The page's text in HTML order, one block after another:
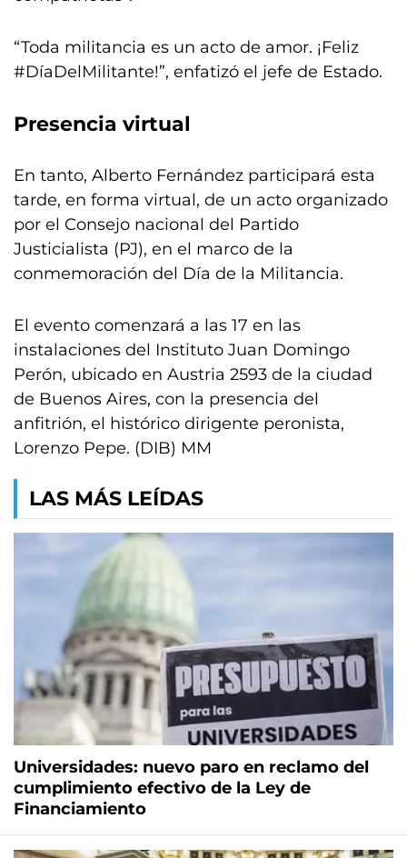
“Toda militancia es un acto de amor. ¡Feliz
#DíaDelMilitante!”, enfatizó el jefe de Estado.
Presencia virtual
En tanto, Alberto Fernández participará esta
tarde, en forma virtual, de un acto organizado
por el Consejo nacional del Partido
Justicialista (PJ), en el marco de la
conmemoración del Día de la Militancia.
El evento comenzará a las 17 en las
instalaciones del Instituto Juan Domingo
Perón, ubicado en Austria 2593 de la ciudad
de Buenos Aires, con la presencia del
anfitrión, el histórico dirigente peronista,
Lorenzo Pepe. (DIB) MM
LAS MÁS LEÍDAS
Universidades: nuevo paro en reclamo del
cumplimiento efectivo de la Ley de
Financiamiento